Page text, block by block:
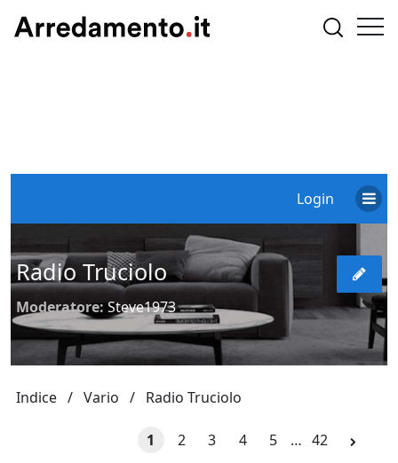
Login
Radio Truciolo
Moderatore:Steve1973
Indice Vario Radio Truciolo
1 2 3 4 5 … 42